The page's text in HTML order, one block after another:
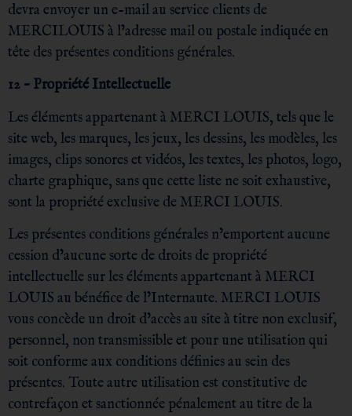
devra envoyer un e-mail au service clients de
MERCILOUIS à l’adresse mail ou postale indiquée en
tête des présentes conditions générales.
12 – Propriété Intellectuelle
Les éléments appartenant à MERCI LOUIS, tels que le
site web, les marques, les jeux, les dessins, les modèles, les
images, clips sonores et vidéos, les textes, les photos, logo,
charte graphique, sans que cette liste ne soit exhaustive,
sont la propriété exclusive de MERCI LOUIS.
Les présentes conditions générales n’emportent aucune
cession d’aucune sorte de droits de propriété
intellectuelle sur les éléments appartenant à MERCI
LOUIS au bénéfice de l’Internaute. MERCI LOUIS
vous concède un droit d’accès au site à titre non exclusif,
personnel, non transmissible et pour une utilisation qui
soit conforme aux conditions définies au sein des
présentes. Toute autre utilisation est constitutive de
contrefaçon et sanctionnée pénalement au titre de la